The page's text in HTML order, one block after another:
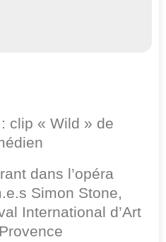
clip « Wild » de
dans l’opéra
Simon Stone,
International d’Art